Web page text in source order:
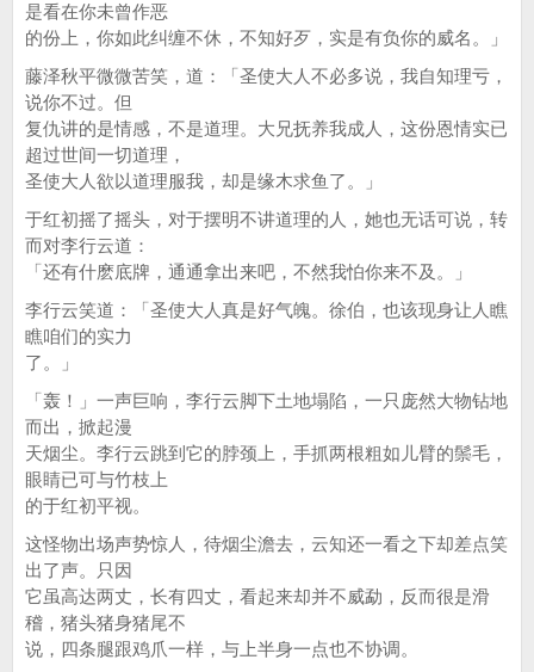
是看在你未曾作恶
的份上，你如此纠缠不休，不知好歹，实是有负你的威名。」
藤泽秋平微微苦笑，道：「圣使大人不必多说，我自知理亏，
说你不过。但
复仇讲的是情感，不是道理。大兄抚养我成人，这份恩情实已
超过世间一切道理，
圣使大人欲以道理服我，却是缘木求鱼了。」
于红初摇了摇头，对于摆明不讲道理的人，她也无话可说，转
而对李行云道：
「还有什麽底牌，通通拿出来吧，不然我怕你来不及。」
李行云笑道：「圣使大人真是好气魄。徐伯，也该现身让人瞧
瞧咱们的实力
了。」
「轰！」一声巨响，李行云脚下土地塌陷，一只庞然大物钻地
而出，掀起漫
天烟尘。李行云跳到它的脖颈上，手抓两根粗如儿臂的鬃毛，
眼睛已可与竹枝上
的于红初平视。
这怪物出场声势惊人，待烟尘澹去，云知还一看之下却差点笑
出了声。只因
它虽高达两丈，长有四丈，看起来却并不威勐，反而很是滑
稽，猪头猪身猪尾不
说，四条腿跟鸡爪一样，与上半身一点也不协调。